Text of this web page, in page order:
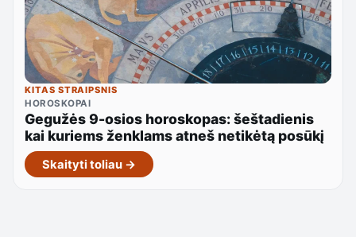
KITAS STRAIPSNIS
HOROSKOPAI
Gegužės 9-osios horoskopas: šeštadienis
kai kuriems ženklams atneš netikėtą posūkį
Skaityti toliau →